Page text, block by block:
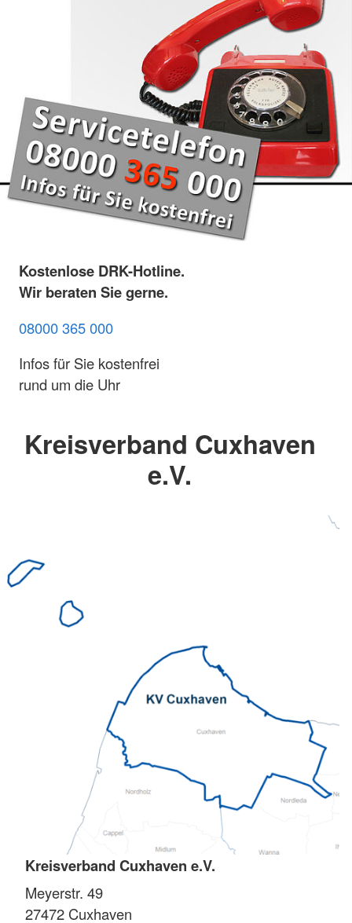
Kostenlose DRK-Hotline.
Wir beraten Sie gerne.
08000 365 000
Infos für Sie kostenfrei
rund um die Uhr
Kreisverband Cuxhaven
e.V.
Kreisverband Cuxhaven e.V.
Meyerstr. 49
27472 Cuxhaven